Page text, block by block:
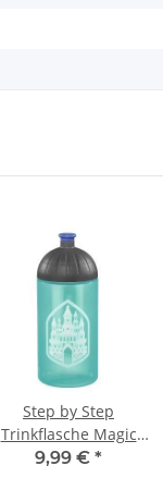
Step by Step
Trinkflasche Magic
Castle
9,99 € *